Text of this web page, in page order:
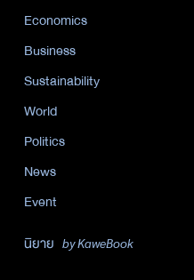
Economics
Business
Sustainability
World
Politics
News
Event
นิยาย by KaweBook